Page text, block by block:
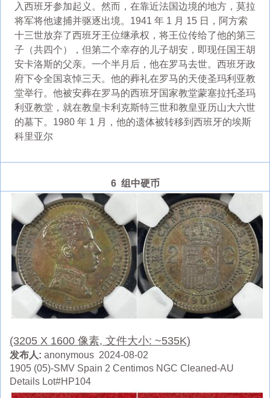
入西班牙参加起义。然而，在靠近法国边境的地方，莫拉
将军将他逮捕并驱逐出境。1941 年 1 月 15 日，阿方索
十三世放弃了西班牙王位继承权，将王位传给了他的第三
子（共四个），但第二个幸存的儿子胡安，即现任国王胡
安卡洛斯的父亲。一个半月后，他在罗马去世。西班牙政
府下令全国哀悼三天。他的葬礼在罗马的天使圣玛利亚教
堂举行。他被安葬在罗马的西班牙国家教堂蒙塞拉托圣玛
利亚教堂，就在教皇卡利克斯特三世和教皇亚历山大六世
的墓下。1980 年 1 月，他的遗体被转移到西班牙的埃斯
科里亚尔
6 组中硬币
(3205 X 1600 像素, 文件大小: ~535K)
发布人: anonymous 2024-08-02
1905 (05)-SMV Spain 2 Centimos NGC Cleaned-AU
Details Lot#HP104